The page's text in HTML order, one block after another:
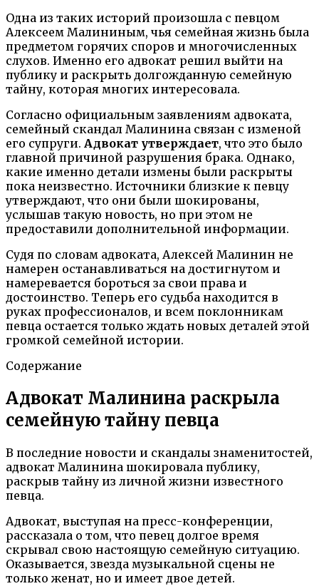
Одна из таких историй произошла с певцом
Алексеем Малининым, чья семейная жизнь была
предметом горячих споров и многочисленных
слухов. Именно его адвокат решил выйти на
публику и раскрыть долгожданную семейную
тайну, которая многих интересовала.
Согласно официальным заявлениям адвоката,
семейный скандал Малинина связан с изменой
его супруги. Адвокат утверждает, что это было
главной причиной разрушения брака. Однако,
какие именно детали измены были раскрыты
пока неизвестно. Источники близкие к певцу
утверждают, что они были шокированы,
услышав такую новость, но при этом не
предоставили дополнительной информации.
Судя по словам адвоката, Алексей Малинин не
намерен останавливаться на достигнутом и
намеревается бороться за свои права и
достоинство. Теперь его судьба находится в
руках профессионалов, и всем поклонникам
певца остается только ждать новых деталей этой
громкой семейной истории.
Содержание
Адвокат Малинина раскрыла
семейную тайну певца
В последние новости и скандалы знаменитостей,
адвокат Малинина шокировала публику,
раскрыв тайну из личной жизни известного
певца.
Адвокат, выступая на пресс-конференции,
рассказала о том, что певец долгое время
скрывал свою настоящую семейную ситуацию.
Оказывается, звезда музыкальной сцены не
только женат, но и имеет двое детей.